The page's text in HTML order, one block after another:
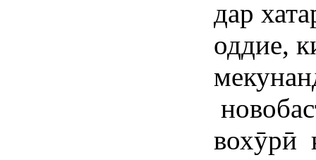
дар
оддие,
вохӯрӣ